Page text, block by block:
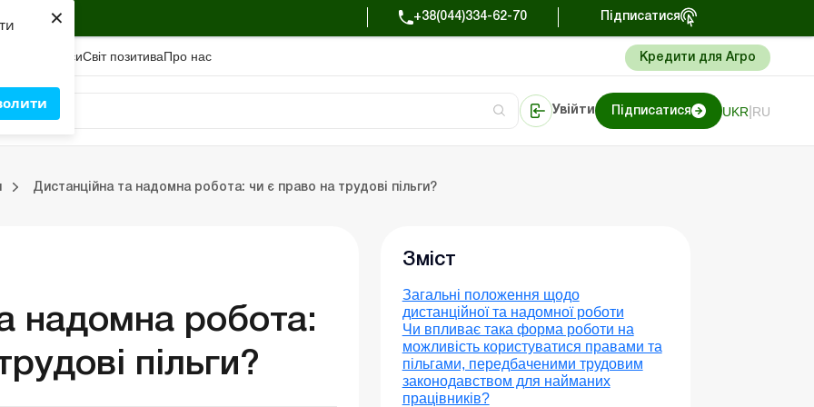
× +38(044)334-62-70 Підписатися
СервісиСвiт позитиваПро нас Кредити для Агро
Увійти Підписатися UKR RU
Дистанційна та надомна робота: чи є право на трудові пільги?
надомна робота:
пільги?
Зміст
Загальні положення щодо
дистанційної та надомної роботи
Чи впливає така форма роботи на
можливість користуватися правами та
пільгами, передбаченими трудовим
законодавством для найманих
працівників?